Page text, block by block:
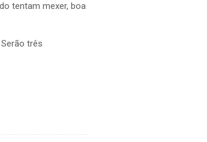
tentam mexer, boa
três